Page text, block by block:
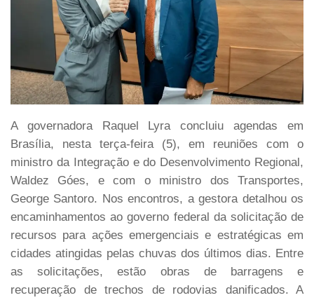
A governadora Raquel Lyra concluiu agendas em
Brasília, nesta terça-feira (5), em reuniões com o
ministro da Integração e do Desenvolvimento Regional,
Waldez Góes, e com o ministro dos Transportes,
George Santoro. Nos encontros, a gestora detalhou os
encaminhamentos ao governo federal da solicitação de
recursos para ações emergenciais e estratégicas em
cidades atingidas pelas chuvas dos últimos dias. Entre
as solicitações, estão obras de barragens e
recuperação de trechos de rodovias danificados. A